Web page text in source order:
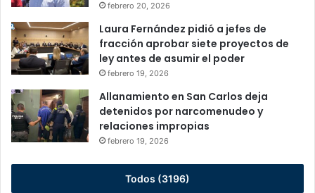
febrero 20, 2026
Laura Fernández pidió a jefes de
fracción aprobar siete proyectos de
ley antes de asumir el poder
febrero 19, 2026
Allanamiento en San Carlos deja
detenidos por narcomenudeo y
relaciones impropias
febrero 19, 2026
Todos (3196)